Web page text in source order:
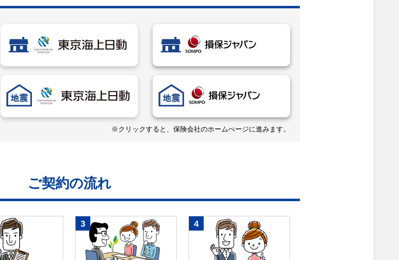
※クリックすると、保険会社のホームぺージに進みます。
ご契約の流れ
3 4